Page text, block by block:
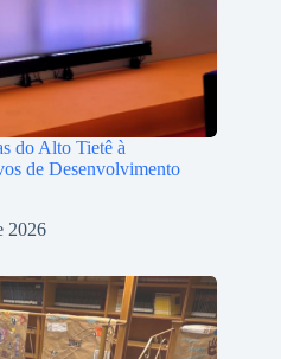
do Alto Tietê à
de Desenvolvimento
2026